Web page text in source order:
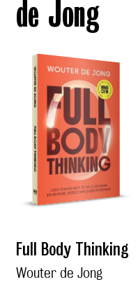
de Jong
Full Body Thinking
Wouter de Jong